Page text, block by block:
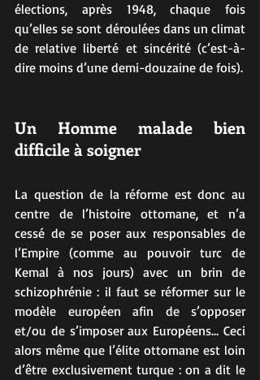
élections, après 1948, chaque fois
qu’elles se sont déroulées dans un climat
de relative liberté et sincérité (c’est-à-
dire moins d’une demi-douzaine de fois).
Un Homme malade bien
difficile à soigner
La question de la réforme est donc au
centre de l’histoire ottomane, et n’a
cessé de se poser aux responsables de
l’Empire (comme au pouvoir turc de
Kemal à nos jours) avec un brin de
schizophrénie : il faut se réformer sur le
modèle européen afin de s’opposer
et/ou de s’imposer aux Européens… Ceci
alors même que l’élite ottomane est loin
d’être exclusivement turque : on a dit le